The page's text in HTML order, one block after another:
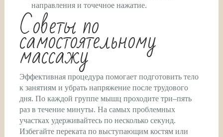
направления и точечное нажатие.
Советы по
самостоятельному
массажу
Эффективная процедура помогает подготовить тело
к занятиям и убрать напряжение после трудового
дня. По каждой группе мышц проходите три–пять
раз в течение минуты. На самых проблемных
участках удерживайтесь по несколько секунд.
Избегайте переката по выступающим костям или